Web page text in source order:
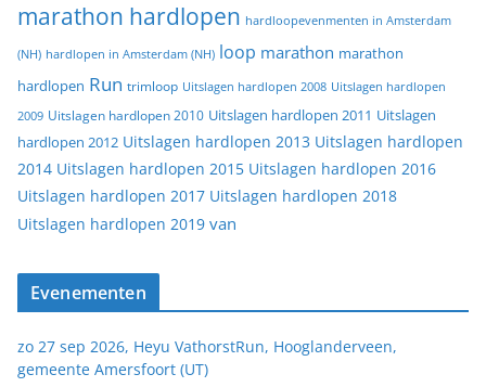
marathon hardlopen hardloopevenmenten in Amsterdam
(NH) hardlopen in Amsterdam (NH) loop marathon marathon
hardlopen Run trimloop Uitslagen hardlopen 2008 Uitslagen hardlopen
2009 Uitslagen hardlopen 2010 Uitslagen hardlopen 2011 Uitslagen
hardlopen 2012 Uitslagen hardlopen 2013 Uitslagen hardlopen
2014 Uitslagen hardlopen 2015 Uitslagen hardlopen 2016
Uitslagen hardlopen 2017 Uitslagen hardlopen 2018
Uitslagen hardlopen 2019 van
Evenementen
zo 27 sep 2026, Heyu VathorstRun, Hooglanderveen,
gemeente Amersfoort (UT)